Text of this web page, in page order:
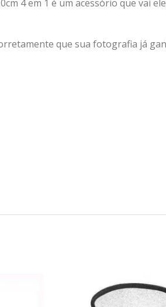
4 em 1 é um acessório que vai
que sua fotografia já